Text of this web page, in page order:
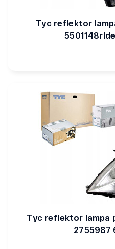
Tyc reflektor
Tyc reflektor lampa
2755987